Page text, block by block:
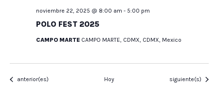
POLO FEST 2025
noviembre 22, 2025 @ 8:00 am - 5:00 pm
CAMPO MARTE CAMPO MARTE, CDMX, CDMX, Mexico
Eventos
anterior(es) Hoy Eventos
siguiente(s)